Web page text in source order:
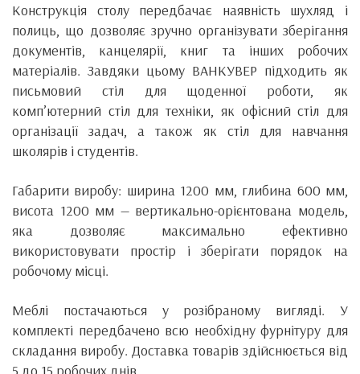
Конструкція столу передбачає наявність шухляд і
полиць, що дозволяє зручно організувати зберігання
документів, канцелярії, книг та інших робочих
матеріалів. Завдяки цьому ВАНКУВЕР підходить як
письмовий стіл для щоденної роботи, як
комп’ютерний стіл для техніки, як офісний стіл для
організації задач, а також як стіл для навчання
школярів і студентів.
Габарити виробу: ширина 1200 мм, глибина 600 мм,
висота 1200 мм — вертикально-орієнтована модель,
яка дозволяє максимально ефективно
використовувати простір і зберігати порядок на
робочому місці.
Меблі постачаються у розібраному вигляді. У
комплекті передбачено всю необхідну фурнітуру для
складання виробу. Доставка товарів здійснюється від